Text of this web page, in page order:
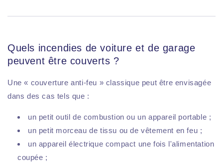
Quels incendies de voiture et de garage
peuvent être couverts ?
Une « couverture anti-feu » classique peut être envisagée
dans des cas tels que :
un petit outil de combustion ou un appareil portable ;
un petit morceau de tissu ou de vêtement en feu ;
un appareil électrique compact une fois l'alimentation
coupée ;